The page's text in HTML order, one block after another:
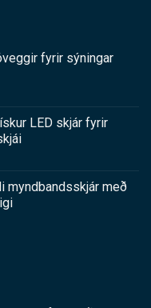
fyrir sýningar
LED skjár fyrir
myndbandsskjár með